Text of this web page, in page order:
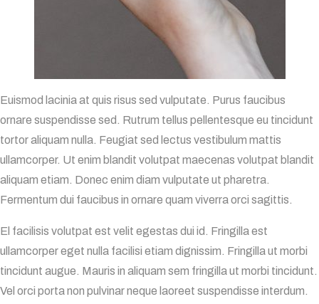
Euismod lacinia at quis risus sed vulputate. Purus faucibus
ornare suspendisse sed. Rutrum tellus pellentesque eu tincidunt
tortor aliquam nulla. Feugiat sed lectus vestibulum mattis
ullamcorper. Ut enim blandit volutpat maecenas volutpat blandit
aliquam etiam. Donec enim diam vulputate ut pharetra.
Fermentum dui faucibus in ornare quam viverra orci sagittis.
El facilisis volutpat est velit egestas dui id. Fringilla est
ullamcorper eget nulla facilisi etiam dignissim. Fringilla ut morbi
tincidunt augue. Mauris in aliquam sem fringilla ut morbi tincidunt.
Vel orci porta non pulvinar neque laoreet suspendisse interdum.